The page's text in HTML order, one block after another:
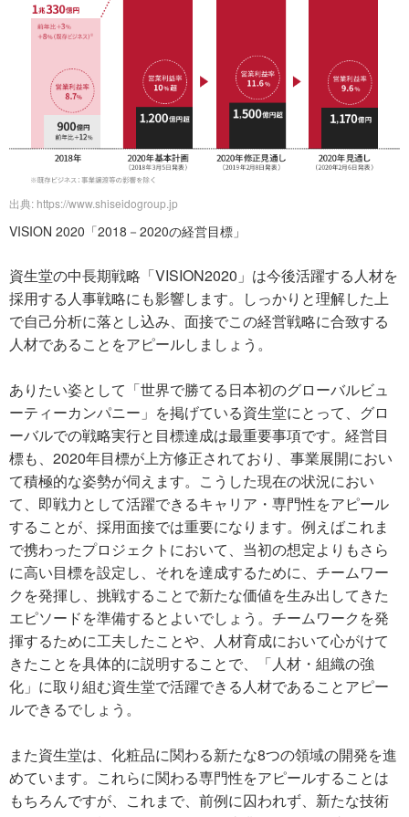
出典: https://www.shiseidogroup.jp
VISION 2020「2018－2020の経営目標」
資生堂の中長期戦略「VISION2020」は今後活躍する人材を
採用する人事戦略にも影響します。しっかりと理解した上
で自己分析に落とし込み、面接でこの経営戦略に合致する
人材であることをアピールしましょう。
ありたい姿として「世界で勝てる日本初のグローバルビュ
ーティーカンパニー」を掲げている資生堂にとって、グロ
ーバルでの戦略実行と目標達成は最重要事項です。経営目
標も、2020年目標が上方修正されており、事業展開におい
て積極的な姿勢が伺えます。こうした現在の状況におい
て、即戦力として活躍できるキャリア・専門性をアピール
することが、採用面接では重要になります。例えばこれま
で携わったプロジェクトにおいて、当初の想定よりもさら
に高い目標を設定し、それを達成するために、チームワー
クを発揮し、挑戦することで新たな価値を生み出してきた
エピソードを準備するとよいでしょう。チームワークを発
揮するために工夫したことや、人材育成において心がけて
きたことを具体的に説明することで、「人材・組織の強
化」に取り組む資生堂で活躍できる人材であることアピー
ルできるでしょう。
また資生堂は、化粧品に関わる新たな8つの領域の開発を進
めています。これらに関わる専門性をアピールすることは
もちろんですが、これまで、前例に囚われず、新たな技術